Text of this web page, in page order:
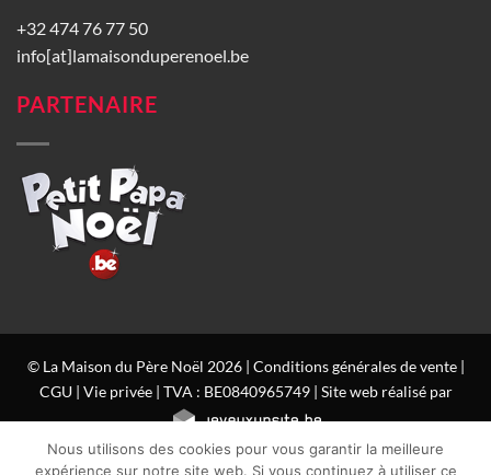
+32 474 76 77 50
info[at]lamaisonduperenoel.be
PARTENAIRE
© La Maison du Père Noël 2026 | Conditions générales de vente|
CGU| Vie privée| TVA : BE0840965749 | Site web réalisé par
Nous utilisons des cookies pour vous garantir la meilleure
expérience sur notre site web. Si vous continuez à utiliser ce